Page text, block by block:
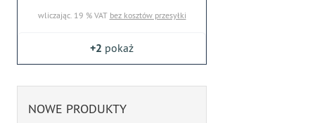
wliczając. 19 % VAT bez kosztów przesyłki
+2 pokaż
NOWE PRODUKTY